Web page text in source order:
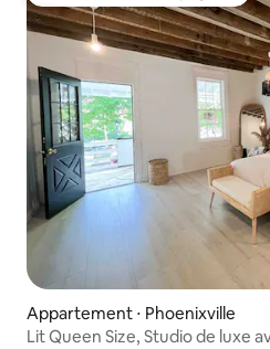
Appartement ⋅ Phoenixville
Lit Queen Size, Studio de luxe